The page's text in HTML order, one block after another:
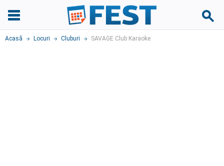
Acasă Locuri Cluburi SAVAGE Club Karaoke